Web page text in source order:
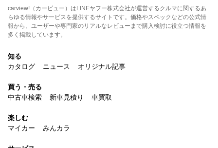
carview!（カービュー）はLINEヤフー株式会社が運営するクルマに関するあ
らゆる情報やサービスを提供するサイトです。価格やスペックなどの公式情
報から、ユーザーや専門家のリアルなレビューまで購入検討に役立つ情報を
多く掲載しています。
知る
カタログ
ニュース オリジナル記事
買う・売る
中古車検索
新車見積り 車買取
楽しむ
マイカー
みんカラ